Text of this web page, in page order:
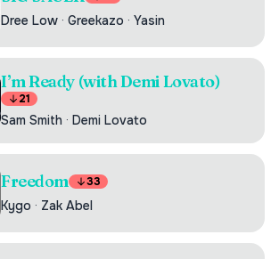
Dree Low · Greekazo · Yasin
I’m Ready (with Demi Lovato)
21
Sam Smith · Demi Lovato
Freedom 33
Kygo · Zak Abel